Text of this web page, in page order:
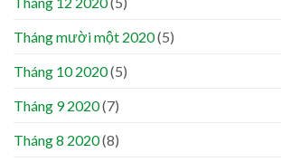
Tháng mười một 2020(5)
Tháng 10 2020(5)
Tháng 9 2020(7)
Tháng 8 2020(8)